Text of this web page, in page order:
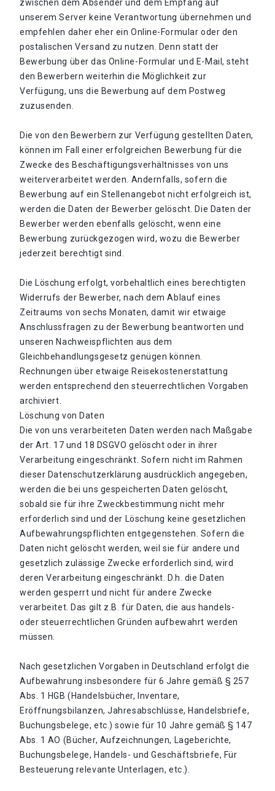
zwischen dem Absender und dem Empfang auf
unserem Server keine Verantwortung übernehmen und
empfehlen daher eher ein Online-Formular oder den
postalischen Versand zu nutzen. Denn statt der
Bewerbung über das Online-Formular und E-Mail, steht
den Bewerbern weiterhin die Möglichkeit zur
Verfügung, uns die Bewerbung auf dem Postweg
zuzusenden.
Die von den Bewerbern zur Verfügung gestellten Daten,
können im Fall einer erfolgreichen Bewerbung für die
Zwecke des Beschäftigungsverhältnisses von uns
weiterverarbeitet werden. Andernfalls, sofern die
Bewerbung auf ein Stellenangebot nicht erfolgreich ist,
werden die Daten der Bewerber gelöscht. Die Daten der
Bewerber werden ebenfalls gelöscht, wenn eine
Bewerbung zurückgezogen wird, wozu die Bewerber
jederzeit berechtigt sind.
Die Löschung erfolgt, vorbehaltlich eines berechtigten
Widerrufs der Bewerber, nach dem Ablauf eines
Zeitraums von sechs Monaten, damit wir etwaige
Anschlussfragen zu der Bewerbung beantworten und
unseren Nachweispflichten aus dem
Gleichbehandlungsgesetz genügen können.
Rechnungen über etwaige Reisekostenerstattung
werden entsprechend den steuerrechtlichen Vorgaben
archiviert.
Löschung von Daten
Die von uns verarbeiteten Daten werden nach Maßgabe
der Art. 17 und 18 DSGVO gelöscht oder in ihrer
Verarbeitung eingeschränkt. Sofern nicht im Rahmen
dieser Datenschutzerklärung ausdrücklich angegeben,
werden die bei uns gespeicherten Daten gelöscht,
sobald sie für ihre Zweckbestimmung nicht mehr
erforderlich sind und der Löschung keine gesetzlichen
Aufbewahrungspflichten entgegenstehen. Sofern die
Daten nicht gelöscht werden, weil sie für andere und
gesetzlich zulässige Zwecke erforderlich sind, wird
deren Verarbeitung eingeschränkt. D.h. die Daten
werden gesperrt und nicht für andere Zwecke
verarbeitet. Das gilt z.B. für Daten, die aus handels-
oder steuerrechtlichen Gründen aufbewahrt werden
müssen.
Nach gesetzlichen Vorgaben in Deutschland erfolgt die
Aufbewahrung insbesondere für 6 Jahre gemäß § 257
Abs. 1 HGB (Handelsbücher, Inventare,
Eröffnungsbilanzen, Jahresabschlüsse, Handelsbriefe,
Buchungsbelege, etc.) sowie für 10 Jahre gemäß § 147
Abs. 1 AO (Bücher, Aufzeichnungen, Lageberichte,
Buchungsbelege, Handels- und Geschäftsbriefe, Für
Besteuerung relevante Unterlagen, etc.).